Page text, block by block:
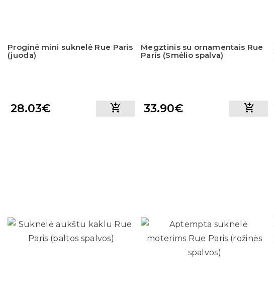
Proginė mini suknelė Rue Paris
(juoda)
28.03€
Megztinis su ornamentais Rue
Paris (Smėlio spalva)
33.90€